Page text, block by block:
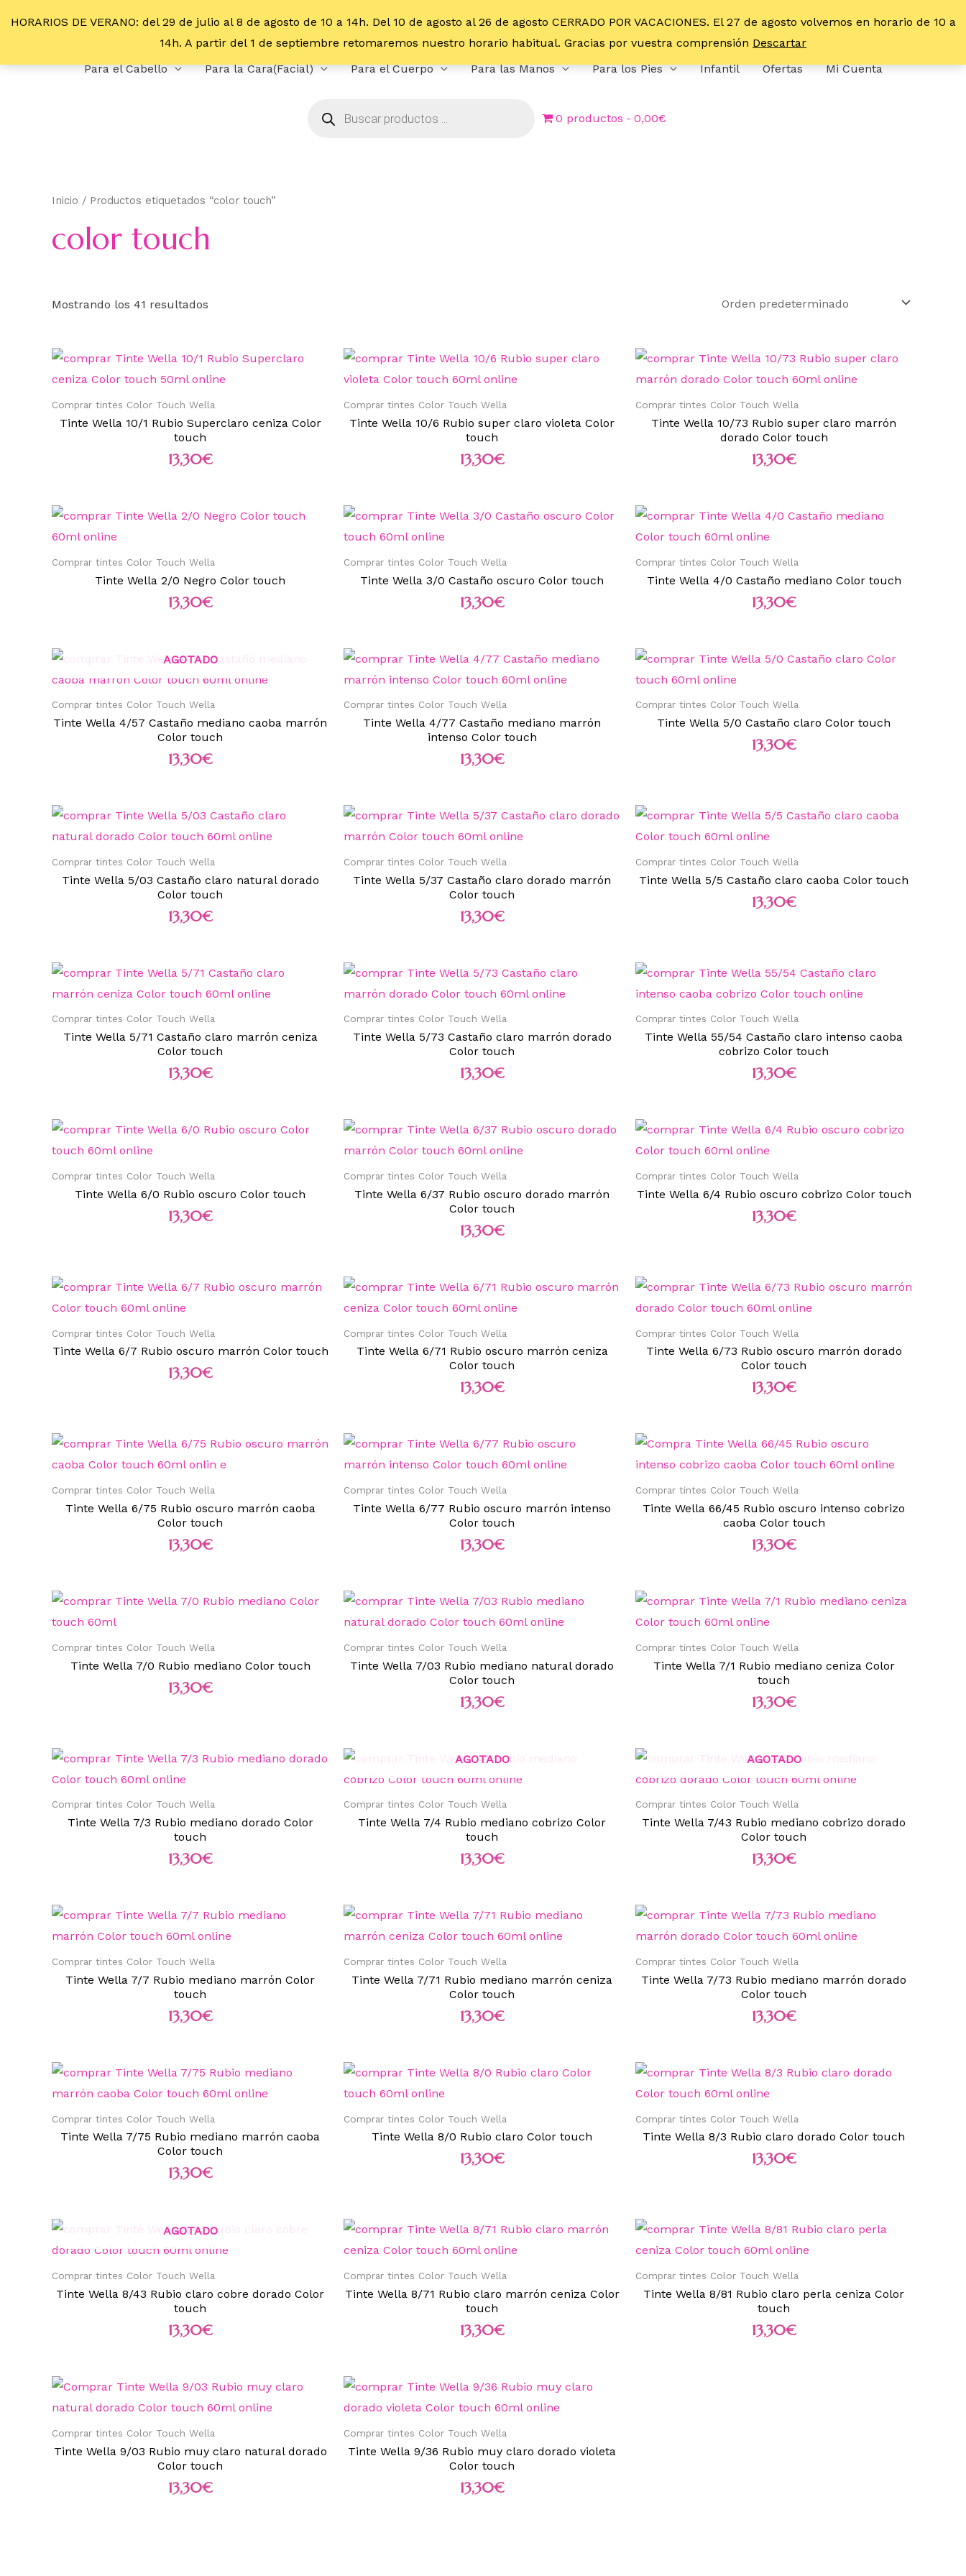
HORARIOS DE VERANO: del 29 de julio al 8 de agosto de 10 a 14h. Del 10 de agosto al 26 de agosto CERRADO POR VACACIONES. El 27 de agosto volvemos en horario de 10 a
14h. A partir del 1 de septiembre retomaremos nuestro horario habitual. Gracias por vuestra comprensión Descartar
Para el Cabello
Para la Cara(Facial) Para el Cuerpo Para las Manos Para los Pies Infantil Ofertas Mi Cuenta
0 productos 0,00€
Inicio / Productos etiquetados “color touch”
color touch
Mostrando los 41 resultados
Comprar tintes Color Touch Wella
Tinte Wella 10/1 Rubio Superclaro ceniza Color
touch
13,30€
Comprar tintes Color Touch Wella
Tinte Wella 10/6 Rubio super claro violeta Color
touch
13,30€
Comprar tintes Color Touch Wella
Tinte Wella 10/73 Rubio super claro marrón
dorado Color touch
13,30€
Comprar tintes Color Touch Wella
Tinte Wella 2/0 Negro Color touch
13,30€
Comprar tintes Color Touch Wella
Tinte Wella 3/0 Castaño oscuro Color touch
13,30€
Comprar tintes Color Touch Wella
Tinte Wella 4/0 Castaño mediano Color touch
13,30€
AGOTADO
Comprar tintes Color Touch Wella
Tinte Wella 4/57 Castaño mediano caoba marrón
Color touch
13,30€
Comprar tintes Color Touch Wella
Tinte Wella 4/77 Castaño mediano marrón
intenso Color touch
13,30€
Comprar tintes Color Touch Wella
Tinte Wella 5/0 Castaño claro Color touch
13,30€
Comprar tintes Color Touch Wella
Tinte Wella 5/03 Castaño claro natural dorado
Color touch
13,30€
Comprar tintes Color Touch Wella
Tinte Wella 5/37 Castaño claro dorado marrón
Color touch
13,30€
Comprar tintes Color Touch Wella
Tinte Wella 5/5 Castaño claro caoba Color touch
13,30€
Comprar tintes Color Touch Wella
Tinte Wella 5/71 Castaño claro marrón ceniza
Color touch
13,30€
Comprar tintes Color Touch Wella
Tinte Wella 5/73 Castaño claro marrón dorado
Color touch
13,30€
Comprar tintes Color Touch Wella
Tinte Wella 55/54 Castaño claro intenso caoba
cobrizo Color touch
13,30€
Comprar tintes Color Touch Wella
Tinte Wella 6/0 Rubio oscuro Color touch
13,30€
Comprar tintes Color Touch Wella
Tinte Wella 6/37 Rubio oscuro dorado marrón
Color touch
13,30€
Comprar tintes Color Touch Wella
Tinte Wella 6/4 Rubio oscuro cobrizo Color touch
13,30€
Comprar tintes Color Touch Wella
Tinte Wella 6/7 Rubio oscuro marrón Color touch
13,30€
Comprar tintes Color Touch Wella
Tinte Wella 6/71 Rubio oscuro marrón ceniza
Color touch
13,30€
Comprar tintes Color Touch Wella
Tinte Wella 6/73 Rubio oscuro marrón dorado
Color touch
13,30€
Comprar tintes Color Touch Wella
Tinte Wella 6/75 Rubio oscuro marrón caoba
Color touch
13,30€
Comprar tintes Color Touch Wella
Tinte Wella 6/77 Rubio oscuro marrón intenso
Color touch
13,30€
Comprar tintes Color Touch Wella
Tinte Wella 66/45 Rubio oscuro intenso cobrizo
caoba Color touch
13,30€
Comprar tintes Color Touch Wella
Tinte Wella 7/0 Rubio mediano Color touch
13,30€
Comprar tintes Color Touch Wella
Tinte Wella 7/03 Rubio mediano natural dorado
Color touch
13,30€
Comprar tintes Color Touch Wella
Tinte Wella 7/1 Rubio mediano ceniza Color
touch
13,30€
Comprar tintes Color Touch Wella
Tinte Wella 7/3 Rubio mediano dorado Color
touch
13,30€
AGOTADO
Comprar tintes Color Touch Wella
Tinte Wella 7/4 Rubio mediano cobrizo Color
touch
13,30€
AGOTADO
Comprar tintes Color Touch Wella
Tinte Wella 7/43 Rubio mediano cobrizo dorado
Color touch
13,30€
Comprar tintes Color Touch Wella
Tinte Wella 7/7 Rubio mediano marrón Color
touch
13,30€
Comprar tintes Color Touch Wella
Tinte Wella 7/71 Rubio mediano marrón ceniza
Color touch
13,30€
Comprar tintes Color Touch Wella
Tinte Wella 7/73 Rubio mediano marrón dorado
Color touch
13,30€
Comprar tintes Color Touch Wella
Tinte Wella 7/75 Rubio mediano marrón caoba
Color touch
13,30€
Comprar tintes Color Touch Wella
Tinte Wella 8/0 Rubio claro Color touch
13,30€
Comprar tintes Color Touch Wella
Tinte Wella 8/3 Rubio claro dorado Color touch
13,30€
AGOTADO
Comprar tintes Color Touch Wella
Tinte Wella 8/43 Rubio claro cobre dorado Color
touch
13,30€
Comprar tintes Color Touch Wella
Tinte Wella 8/71 Rubio claro marrón ceniza Color
touch
13,30€
Comprar tintes Color Touch Wella
Tinte Wella 8/81 Rubio claro perla ceniza Color
touch
13,30€
Comprar tintes Color Touch Wella
Tinte Wella 9/03 Rubio muy claro natural dorado
Color touch
13,30€
Comprar tintes Color Touch Wella
Tinte Wella 9/36 Rubio muy claro dorado violeta
Color touch
13,30€